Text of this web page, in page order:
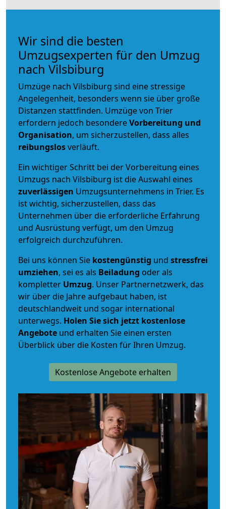
Wir sind die besten
Umzugsexperten für den Umzug
nach Vilsbiburg
Umzüge nach Vilsbiburg sind eine stressige
Angelegenheit, besonders wenn sie über große
Distanzen stattfinden. Umzüge von Trier
erfordern jedoch besondereVorbereitung und
Organisation, um sicherzustellen, dass alles
reibungslosverläuft.
Ein wichtiger Schritt bei der Vorbereitung eines
Umzugs nach Vilsbiburg ist die Auswahl eines
zuverlässigen Umzugsunternehmens in Trier. Es
ist wichtig, sicherzustellen, dass das
Unternehmen über die erforderliche Erfahrung
und Ausrüstung verfügt, um den Umzug
erfolgreich durchzuführen.
Bei uns können Sie kostengünstig und stressfrei
umziehen, sei es als Beiladung oder als
kompletter Umzug. Unser Partnernetzwerk, das
wir über die Jahre aufgebaut haben, ist
deutschlandweit und sogar international
unterwegs. Holen Sie sich jetzt kostenlose
Angebote und erhalten Sie einen ersten
Überblick über die Kosten für Ihren Umzug.
Kostenlose Angebote erhalten